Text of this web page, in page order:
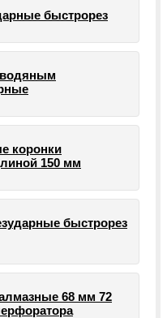
быстрорез
коронки
150 мм
быстрорез
68 мм 72